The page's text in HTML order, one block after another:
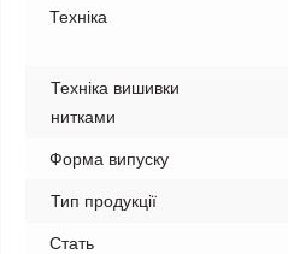
Техніка
Техніка вишивки
нитками
Форма випуску
Тип продукції
Стать